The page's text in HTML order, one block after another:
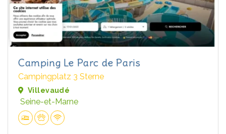
Camping Le Parc de Paris
Campingplatz 3 Sterne
Villevaudé
Seine-et-Marne